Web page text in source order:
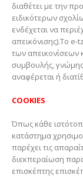
διαθέτει με την
ειδικότερων
ενδέχεται να
απεικόνισης).Το e-
των απεικονίσεων
συμβουλής,
αναφέρεται ή
COOKIES
Όπως κάθε
κατάστημα
παρέχει τις
διεκπεραίωση
επισκέπτης